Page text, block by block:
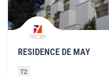
RÉSIDENCE LE VALMYRE
STUDIO T1 T2